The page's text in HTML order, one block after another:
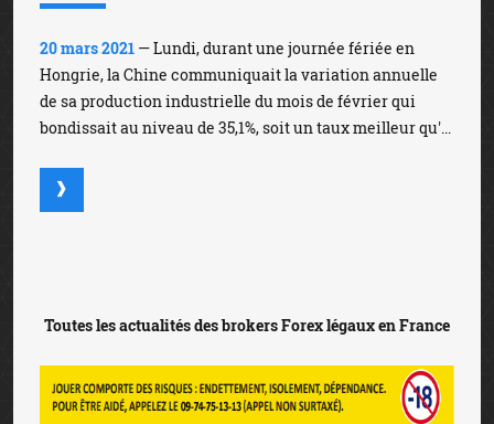
20 mars 2021 — Lundi, durant une journée fériée en
Hongrie, la Chine communiquait la variation annuelle
de sa production industrielle du mois de février qui
bondissait au niveau de 35,1%, soit un taux meilleur qu'...
Toutes les actualités des brokers Forex légaux en France